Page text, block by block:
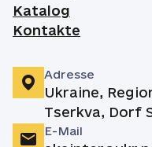
Katalog
Kontakte
Adresse
Ukraine,
Tserkva, Dorf
E-Mail